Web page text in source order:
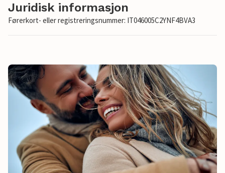
Juridisk informasjon
Førerkort- eller registreringsnummer: IT046005C2YNF4BVA3